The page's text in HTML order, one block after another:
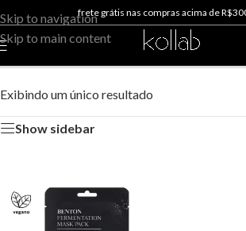
Skip to navigation
Skip to main content
frete grátis nas compras acima de
fermentation
Exibindo um único resultado
Show sidebar